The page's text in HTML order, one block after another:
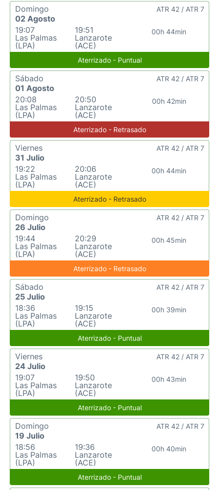
Domingo
02 Agosto
19:07
Las Palmas
(LPA)
19:51
Lanzarote
(ACE)
00h 44min
ATR 42 / ATR 7
Aterrizado - Puntual
Sábado
01 Agosto
20:08
Las Palmas
(LPA)
20:50
Lanzarote
(ACE)
00h 42min
ATR 42 / ATR 7
Aterrizado - Retrasado
Viernes
31 Julio
19:22
Las Palmas
(LPA)
20:06
Lanzarote
(ACE)
00h 44min
ATR 42 / ATR 7
Aterrizado - Retrasado
Domingo
26 Julio
19:44
Las Palmas
(LPA)
20:29
Lanzarote
(ACE)
00h 45min
ATR 42 / ATR 7
Aterrizado - Retrasado
Sábado
25 Julio
18:36
Las Palmas
(LPA)
19:15
Lanzarote
(ACE)
00h 39min
ATR 42 / ATR 7
Aterrizado - Puntual
Viernes
24 Julio
19:07
Las Palmas
(LPA)
19:50
Lanzarote
(ACE)
00h 43min
ATR 42 / ATR 7
Aterrizado - Puntual
Domingo
19 Julio
18:56
Las Palmas
(LPA)
19:36
Lanzarote
(ACE)
00h 40min
ATR 42 / ATR 7
Aterrizado - Puntual